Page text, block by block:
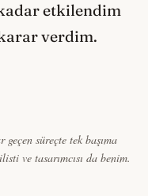
etkilendim
verdim.
geçen süreçte tek başıma
ve tasarımcısı da benim.